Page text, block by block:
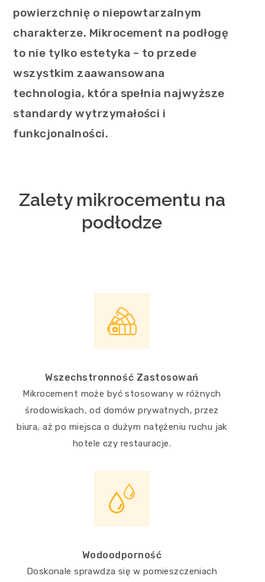
powierzchnię o niepowtarzalnym
charakterze. Mikrocement na podłogę
to nie tylko estetyka – to przede
wszystkim zaawansowana
technologia, która spełnia najwyższe
standardy wytrzymałości i
funkcjonalności.
Zalety mikrocementu na
podłodze
Wszechstronność Zastosowań
Mikrocement może być stosowany w różnych
środowiskach, od domów prywatnych, przez
biura, aż po miejsca o dużym natężeniu ruchu jak
hotele czy restauracje.
Wodoodporność
Doskonale sprawdza się w pomieszczeniach